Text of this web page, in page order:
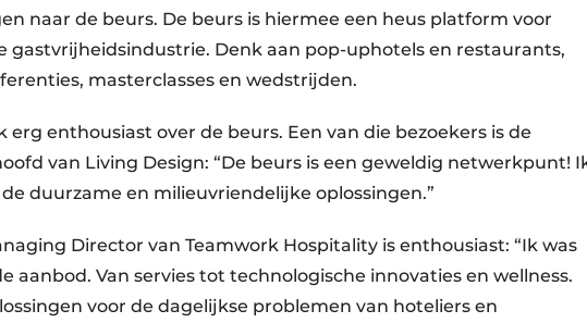
naar de beurs. De beurs is hiermee een heus platform voor
gastvrijheidsindustrie. Denk aan pop-uphotels en restaurants,
masterclasses en wedstrijden.
erg enthousiast over de beurs. Een van die bezoekers is de
van Living Design: “De beurs is een geweldig netwerkpunt!
duurzame en milieuvriendelijke oplossingen.”
Director van Teamwork Hospitality is enthousiast: “Ik was
aanbod. Van servies tot technologische innovaties en wellness.
voor de dagelijkse problemen van hoteliers en